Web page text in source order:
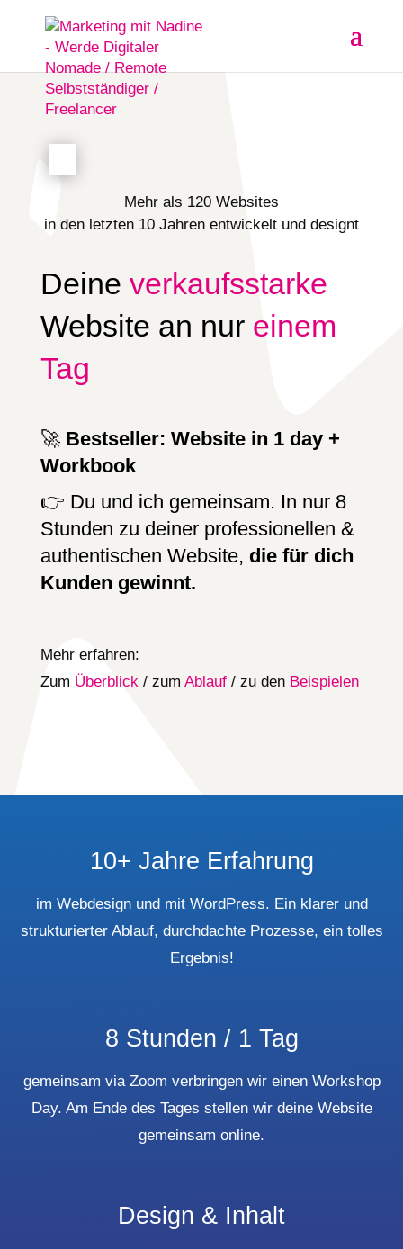
Deine verkaufsstarke
Website an nur einem
Tag
🚀 Bestseller: Website in 1 day +
Workbook
👉 Du und ich gemeinsam. In nur 8
Stunden zu deiner professionellen &
authentischen Website, die für dich
Kunden gewinnt.
Mehr erfahren:
Zum Überblick/ zum Ablauf/ zu den Beispielen
Mehr als 120 Websites
in den letzten 10 Jahren entwickelt und designt
10+ Jahre Erfahrung
im Webdesign und mit WordPress. Ein klarer und
strukturierter Ablauf, durchdachte Prozesse, ein tolles
Ergebnis!
8 Stunden / 1 Tag
gemeinsam via Zoom verbringen wir einen Workshop
Day. Am Ende des Tages stellen wir deine Website
gemeinsam online.
Design & Inhalt